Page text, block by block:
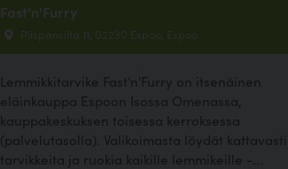
Fast'n'Furry
Piispansilta 11, 02230 Espoo, Espoo
Lemmikkitarvike Fast'n'Furry on itsenäinen
eläinkauppa Espoon Isossa Omenassa,
kauppakeskuksen toisessa kerroksessa
(palvelutasolla). Valikoimasta löydät kattavasti
tarvikkeita ja ruokia kaikille lemmikeille -...